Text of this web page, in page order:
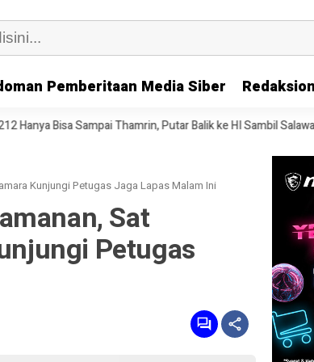
Pemberitaan Media Siber
Thamrin, Putar Balik ke HI Sambil Salawat Prof Tjandra:
Kunjungi Petugas Jaga Lapas Malam Ini
Sat
Petugas